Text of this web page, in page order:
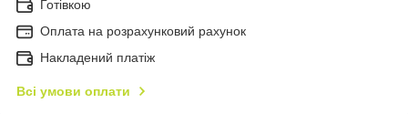
Готівкою
Оплата на розрахунковий рахунок
Накладений платіж
Всі умови оплати